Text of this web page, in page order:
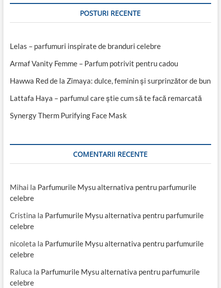
POSTURI RECENTE
Lelas – parfumuri inspirate de branduri celebre
Armaf Vanity Femme – Parfum potrivit pentru cadou
Hawwa Red de la Zimaya: dulce, feminin și surprinzător de bun
Lattafa Haya – parfumul care știe cum să te facă remarcată
Synergy Therm Purifying Face Mask
COMENTARII RECENTE
Mihai la Parfumurile Mysu alternativa pentru parfumurile
celebre
Cristina la Parfumurile Mysu alternativa pentru parfumurile
celebre
nicoleta la Parfumurile Mysu alternativa pentru parfumurile
celebre
Raluca la Parfumurile Mysu alternativa pentru parfumurile
celebre